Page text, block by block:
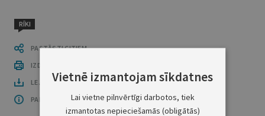
RĪKI
PASTĀSTI CITIEM
IZDRUKĀT PUBLIKĀCIJU
LEJUPLĀDĒT LAIDIENU (PDF)
PAR OFICIĀLO IZDEVUMU
Vietnē izmantojam sīkdatnes
Lai vietne pilnvērtīgi darbotos, tiek
izmantotas nepieciešamās (obligātās)